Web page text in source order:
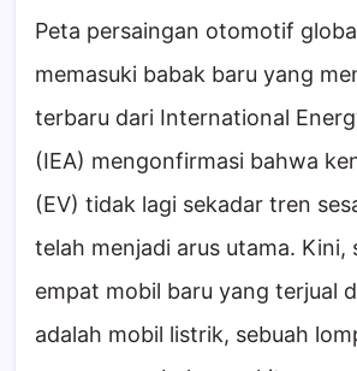
Peta persaingan otomotif
memasuki babak baru yang
terbaru dari International
(IEA) mengonfirmasi bahwa
(EV) tidak lagi sekadar tren
telah menjadi arus utama. Kini,
empat mobil baru yang terjual
adalah mobil listrik, sebuah